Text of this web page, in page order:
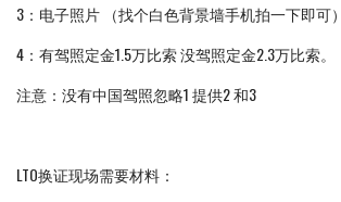
3：电子照片 （找个白色背景墙手机拍一下即可）
4：有驾照定金1.5万比索 没驾照定金2.3万比索。
注意：没有中国驾照忽略1 提供2 和3
LTO换证现场需要材料：